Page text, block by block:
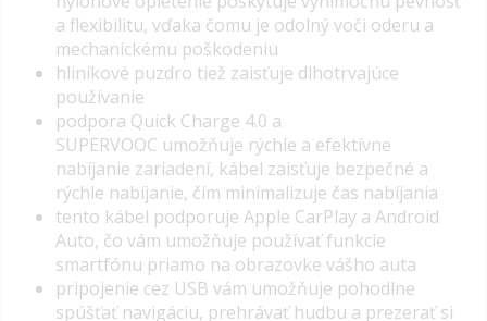
a flexibilitu, vďaka čomu je odolný voči oderu a
mechanickému poškodeniu
hliníkové puzdro tiež zaisťuje dlhotrvajúce
používanie
podpora Quick Charge 4.0 a
SUPERVOOC umožňuje rýchle a efektívne
nabíjanie zariadení, kábel zaisťuje bezpečné a
rýchle nabíjanie, čím minimalizuje čas nabíjania
tento kábel podporuje Apple CarPlay a Android
Auto, čo vám umožňuje používať funkcie
smartfónu priamo na obrazovke vášho auta
pripojenie cez USB vám umožňuje pohodlne
spúšťať navigáciu, prehrávať hudbu a prezerať si